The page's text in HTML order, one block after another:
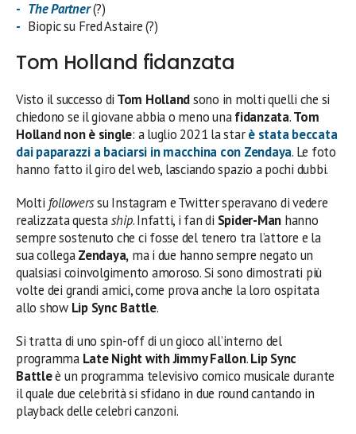
The Partner(?)
Biopic su Fred Astaire (?)
Tom Holland fidanzata
Visto il successo di Tom Hollandsono in molti quelli che si
chiedono se il giovane abbia o meno unafidanzata.Tom
Holland non è single: a luglio 2021 la star è stata beccata
dai paparazzi a baciarsi in macchina con Zendaya. Le foto
hanno fatto il giro del web, lasciando spazio a pochi dubbi.
Molti followerssu Instagram e Twitter speravano di vedere
realizzata questaship. Infatti, i fan di Spider-Man hanno
sempre sostenuto che ci fosse del tenero tra l’attore e la
sua collegaZendaya, ma i due hanno sempre negato un
qualsiasi coinvolgimento amoroso. Si sono dimostrati più
volte dei grandi amici, come prova anche la loro ospitata
allo show Lip Sync Battle.
Si tratta di uno spin-off di un gioco all’interno del
programma Late Night with Jimmy Fallon.Lip Sync
Battleè un programma televisivo comico musicale durante
il quale due celebrità si sfidano in due round cantando in
playback delle celebri canzoni.